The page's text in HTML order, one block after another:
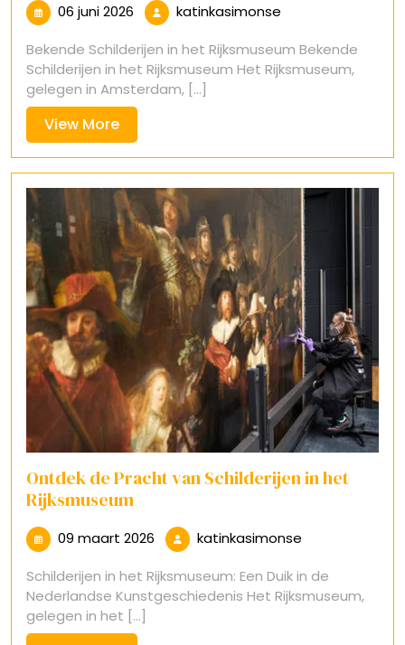
06 juni 2026 06
juni
2026
katinkasimonse
Bekende Schilderijen in het Rijksmuseum Bekende
Schilderijen in het Rijksmuseum Het Rijksmuseum,
gelegen in Amsterdam, [...]
View MoreView
More
Ontdek de Pracht van Schilderijen in het
Rijksmuseum
09 maart 2026 09
maart
2026
katinkasimonse
Schilderijen in het Rijksmuseum: Een Duik in de
Nederlandse Kunstgeschiedenis Het Rijksmuseum,
gelegen in het [...]